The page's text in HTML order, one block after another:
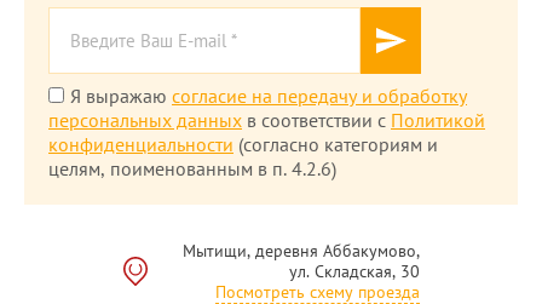
Я выражаю согласие на передачу и обработку
персональных данных в соответствии с Политикой
конфиденциальности (согласно категориям и
целям, поименованным в п. 4.2.6)
Мытищи, деревня Аббакумово,
ул. Складская, 30
Посмотреть схему проезда